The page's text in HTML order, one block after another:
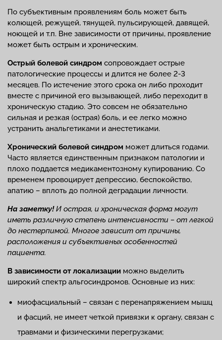
По субъективным проявлениям боль может быть
колющей, режущей, тянущей, пульсирующей, давящей,
ноющей и т.п. Вне зависимости от причины, проявление
может быть острым и хроническим.
Острый болевой синдром сопровождает острые
патологические процессы и длится не более 2-3
месяцев. По истечение этого срока он либо проходит
вместе с причиной его вызывающей, либо переходит в
хроническую стадию. Это совсем не обязательно
сильная и резкая (острая) боль, и ее легко можно
устранить анальгетиками и анестетиками.
Хронический болевой синдром может длиться годами.
Часто является единственным признаком патологии и
плохо поддается медикаментозному купированию. Со
временем провоцирует депрессию, беспокойство,
апатию – вплоть до полной деградации личности.
На заметку!И острая, и хроническая форма могут
иметь различную степень интенсивности – от легкой
до нестерпимой. Многое зависит от причины,
расположения и субъективных особенностей
пациента.
В зависимости от локализации можно выделить
широкий спектр альгосиндромов. Основные из них:
миофасциальный – связан с перенапряжением мышц
и фасций, не имеет четкой привязки к органу, связан с
травмами и физическими перегрузками;